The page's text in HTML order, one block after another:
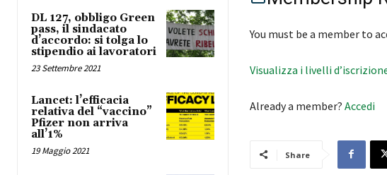
DL 127, obbligo Green
pass, il sindacato
d’accordo: si tolga lo
stipendio ai lavoratori
23 Settembre 2021
Lancet: l’efficacia
relativa del “vaccino”
Pfizer non arriva
all’1%
19 Maggio 2021
You must be a member to
Visualizza i livelli
Already a member? Accedi
Share